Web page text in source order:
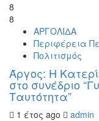
8
8
ΑΡΓΟΛΙΔΑ
Περιφέρεια
Πολιτισμός
Άργος: Η
στο συνέδριο
Ταυτότητα”
1 έτος ago
admin